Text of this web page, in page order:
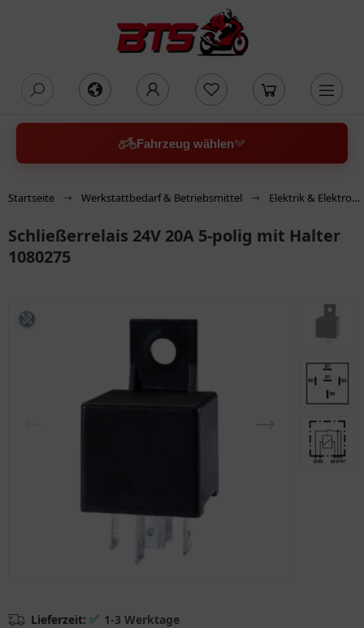
Fahrzeug wählen
Startseite Werkstattbedarf & Betriebsmittel Elektrik & Elektronik
Schließerrelais 24V 20A 5-polig mit Halter
1080275
Lieferzeit: ✅ 1-3 Werktage